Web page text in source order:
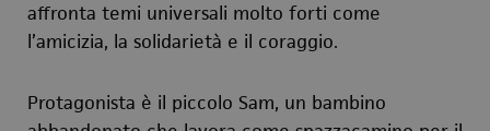
affronta temi universali molto forti come
l’amicizia, la solidarietà e il coraggio.
Protagonista è il piccolo Sam, un bambino